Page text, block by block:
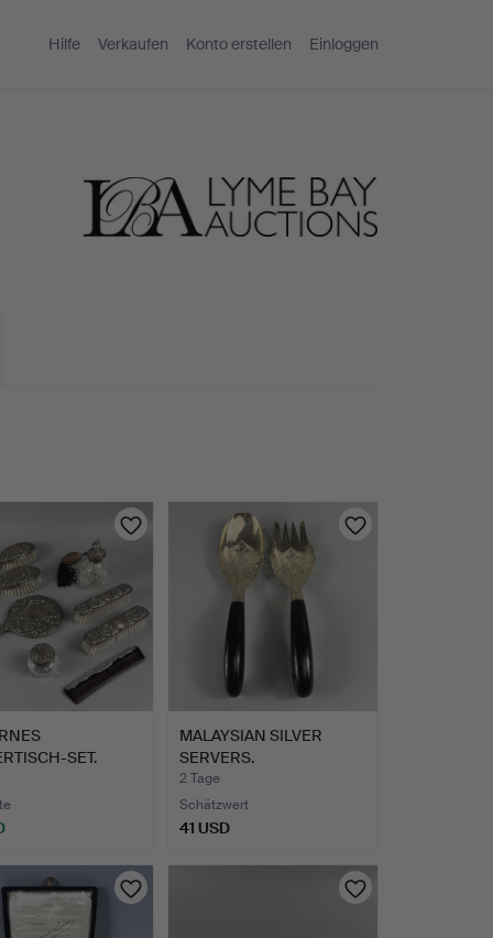
Hilfe Verkaufen Konto erstellen Einloggen
SET.
MALAYSIAN SILVER
SERVERS.
2 Tage
Schätzwert
41 USD